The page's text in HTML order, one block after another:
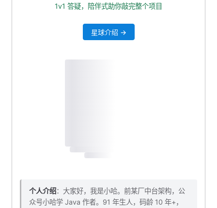
1v1 答疑，陪伴式助你敲完整个项目
星球介绍 →
个人介绍：大家好，我是小哈。前某厂中台架构，公
众号小哈学 Java 作者。91 年生人，码龄 10 年+，